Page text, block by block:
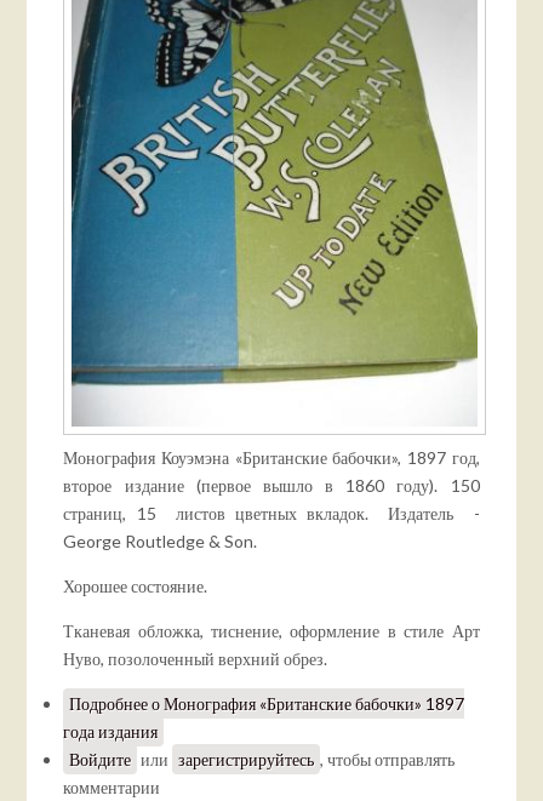
Монография Коуэмэна «Британские бабочки», 1897 год,
второе издание (первое вышло в 1860 году). 150
страниц, 15 листов цветных вкладок. Издатель -
George Routledge & Son.
Хорошее состояние.
Тканевая обложка, тиснение, оформление в стиле Арт
Нуво, позолоченный верхний обрез.
Подробнеео Монография «Британские бабочки» 1897
года издания
Войдите или зарегистрируйтесь , чтобы отправлять
комментарии